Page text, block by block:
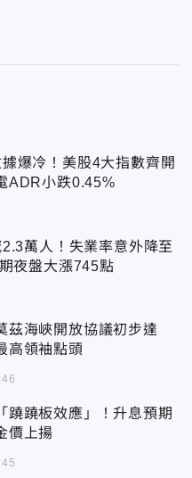
爆冷！美股4大指數齊開
小跌0.45%
萬人！失業率意外降至
夜盤大漲745點
茲海峽開放協議初步達
高領袖點頭
蹺蹺板效應」！升息預期
價上揚